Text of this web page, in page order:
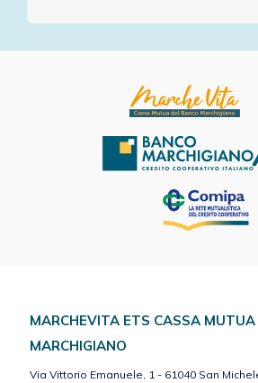
MARCHEVITA ETS CASSA
MARCHIGIANO
Via Vittorio Emanuele, 1 - 61040 San